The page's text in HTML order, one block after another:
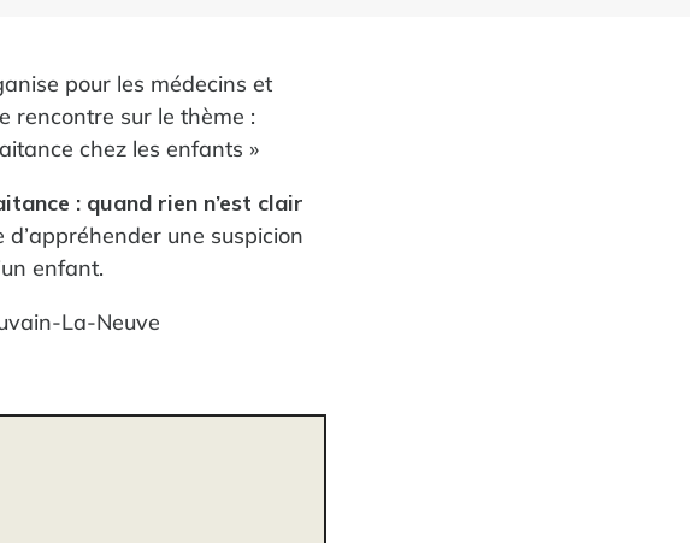
pour les médecins et
rencontre sur le thème :
chez les enfants »
: quand rien n’est clair
une suspicion
enfant.
La-Neuve